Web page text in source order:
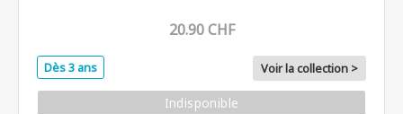
20.90 CHF
Dès 3 ans Voir la collection >
Indisponible